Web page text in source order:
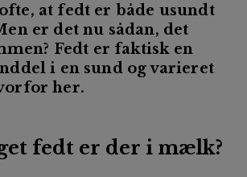
at fedt er både usundt
er det nu sådan, det
Fedt er faktisk en
i en sund og varieret
her.
fedt er der i mælk?